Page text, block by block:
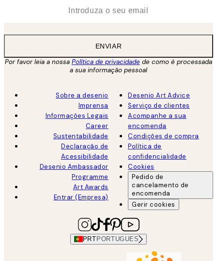
ENVIAR
Por favor leia a nossa Política de privacidade de como é processada
a sua informação pessoal
Sobre a desenio
Imprensa
Informações Legais
Career
Sustentabilidade
Declaração de
Acessibilidade
Desenio Ambassador
Programme
Art Awards
Entrar (Empresa)
Desenio Art Advice
Serviço de clientes
Acompanhe a sua
encomenda
Condições de compra
Política de
confidencialidade
Cookies
Pedido de
cancelamento de
encomenda
Gerir cookies
PRT PORTUGUES